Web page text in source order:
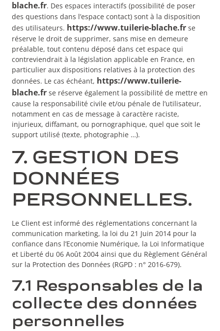
blache.fr. Des espaces interactifs (possibilité de poser
des questions dans l’espace contact) sont à la disposition
des utilisateurs. https://www.tuilerie-blache.fr se
réserve le droit de supprimer, sans mise en demeure
préalable, tout contenu déposé dans cet espace qui
contreviendrait à la législation applicable en France, en
particulier aux dispositions relatives à la protection des
données. Le cas échéant, https://www.tuilerie-
blache.fr se réserve également la possibilité de mettre en
cause la responsabilité civile et/ou pénale de l’utilisateur,
notamment en cas de message à caractère raciste,
injurieux, diffamant, ou pornographique, quel que soit le
support utilisé (texte, photographie …).
7. GESTION DES
DONNÉES
PERSONNELLES.
Le Client est informé des réglementations concernant la
communication marketing, la loi du 21 Juin 2014 pour la
confiance dans l’Economie Numérique, la Loi Informatique
et Liberté du 06 Août 2004 ainsi que du Règlement Général
sur la Protection des Données (RGPD : n° 2016-679).
7.1 Responsables de la
collecte des données
personnelles